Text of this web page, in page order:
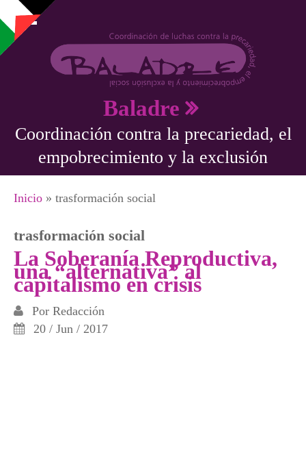
Pasar al contenido principal
Baladre
Coordinación contra la precariedad, el
empobrecimiento y la exclusión
Se encuentra usted aquí
Inicio » trasformación social
trasformación social
La Soberanía Reproductiva,
una “alternativa” al
capitalismo en crisis
Por Redacción
20 / Jun / 2017